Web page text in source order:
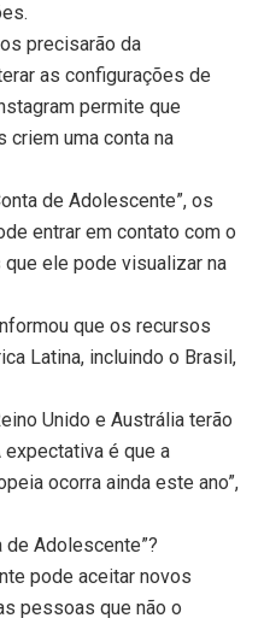
precisarão da
as configurações de
permite que
criem uma conta na
de Adolescente”, os
entrar em contato com o
ele pode visualizar na
que os recursos
Latina, incluindo o Brasil,
Unido e Austrália terão
expectativa é que a
ocorra ainda este ano”,
de Adolescente”?
pode aceitar novos
pessoas que não o